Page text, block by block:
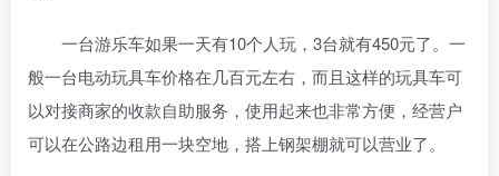
一台游乐车如果一天有10个人玩，3台就有450元了。一
般一台电动玩具车价格在几百元左右，而且这样的玩具车可
以对接商家的收款自助服务，使用起来也非常方便，经营户
可以在公路边租用一块空地，搭上钢架棚就可以营业了。